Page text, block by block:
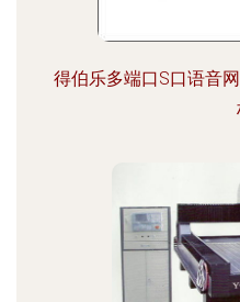
得伯乐多端口S口语音